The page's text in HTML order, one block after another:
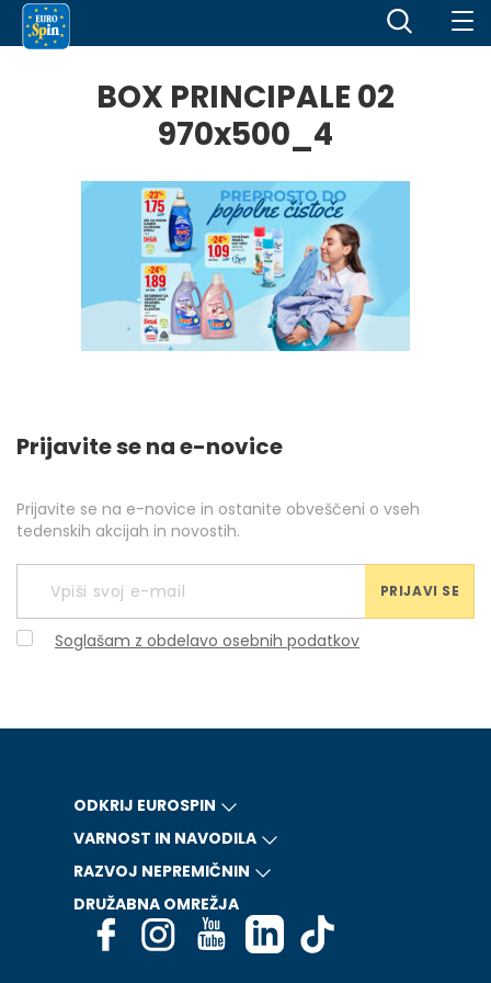
BOX PRINCIPALE 02
970x500_4
Prijavite se na e-novice
Prijavite se na e-novice in ostanite obveščeni o vseh
tedenskih akcijah in novostih.
PRIJAVI SE
Soglašam z obdelavo osebnih podatkov
ODKRIJ EUROSPIN
VARNOST IN NAVODILA
RAZVOJ NEPREMIČNIN
DRUŽABNA OMREŽJA